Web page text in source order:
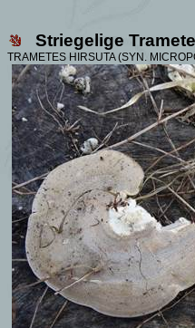
Striegelige Tramete
TRAMETES HIRSUTA (SYN.